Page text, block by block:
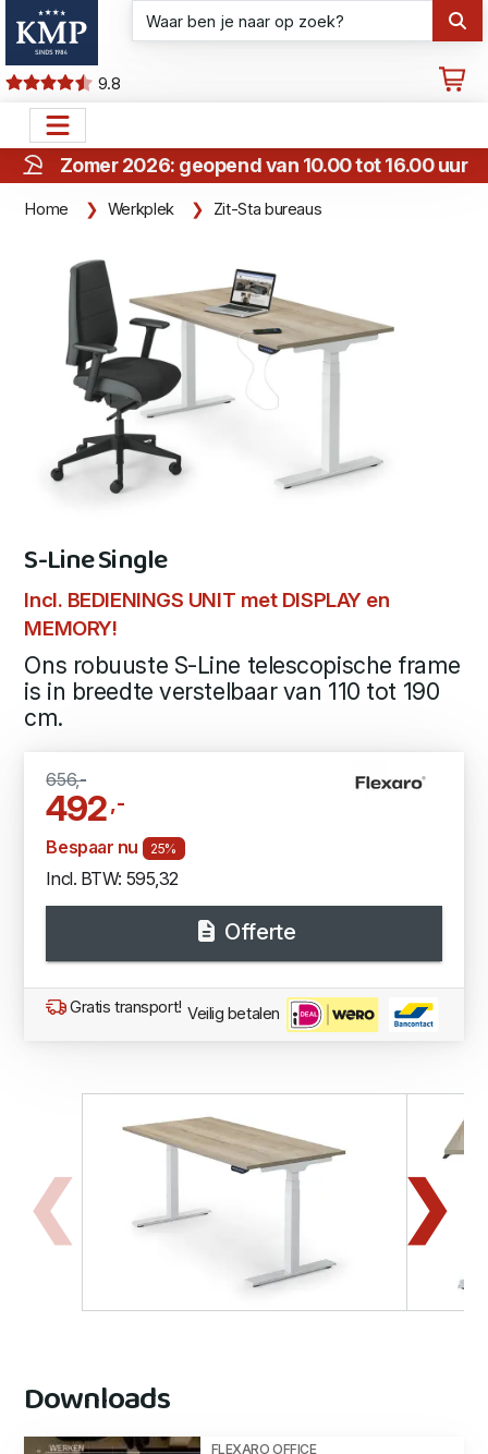
9.8
Zomer 2026: geopend van 10.00 tot 16.00 uur
Home Werkplek Zit-Sta bureaus
S-Line Single
Incl. BEDIENINGS UNIT met DISPLAY en
MEMORY!
Ons robuuste S-Line telescopische frame
is in breedte verstelbaar van 110 tot 190
cm.
656,-
492,-
Bespaar nu 25%
Incl. BTW: 595,32
Offerte
Gratis transport! Veilig betalen
Downloads
FLEXARO OFFICE